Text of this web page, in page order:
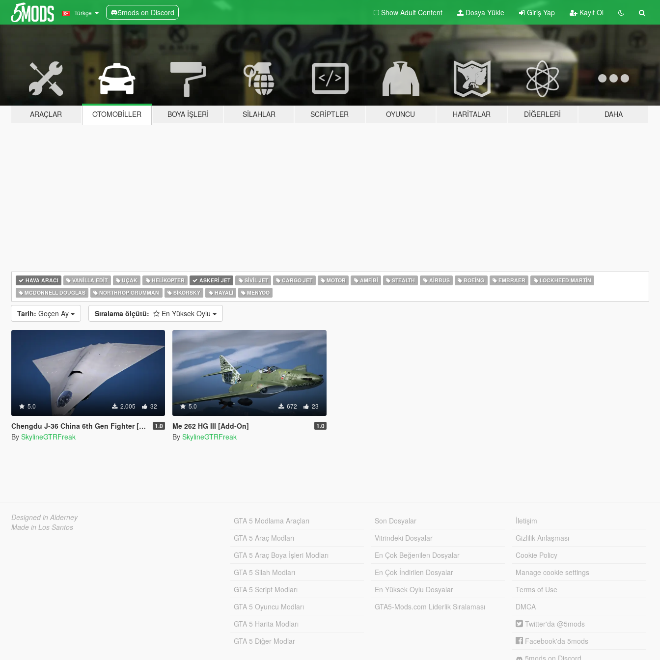
Türkçe 5mods on Discord Show Adult Content Dosya Yükle Giriş Yap Kayıt Ol
ARAÇLAR OTOMOBILLER BOYA İŞLERI SILAHLAR SCRIPTLER OYUNCU HARITALAR DIĞERLERI DAHA
HAVA ARACI VANILLA EDIT UÇAK HELIKOPTER ASKERI JET SIVIL JET CARGO JET MOTOR AMFIBI STEALTH AIRBUS BOEING EMBRAER
LOCKHEED MARTIN
MCDONNELL DOUGLAS
NORTHROP GRUMMAN SIKORSKY HAYALI MENYOO
Tarih: Geçen Ay Sıralama ölçütü: En Yüksek Oylu
5.0 2.005 32
Chengdu J-36 China 6th Gen Fighter [Add-On | VehFuncs V] 1.0
By SkylineGTRFreak
5.0 672 23
Me 262 HG III [Add-On] 1.0
By SkylineGTRFreak
Designed in Alderney
Made in Los Santos
GTA 5 Modlama Araçları
GTA 5 Araç Modları
GTA 5 Araç Boya İşleri Modları
GTA 5 Silah Modları
GTA 5 Script Modları
GTA 5 Oyuncu Modları
GTA 5 Harita Modları
GTA 5 Diğer Modlar
Son Dosyalar
Vitrindeki Dosyalar
En Çok Beğenilen Dosyalar
En Çok İndirilen Dosyalar
En Yüksek Oylu Dosyalar
GTA5-Mods.com Liderlik Sıralaması
İletişim
Gizlilik Anlaşması
Cookie Policy
Manage cookie settings
Terms of Use
DMCA
Twitter'da @5mods
Facebook'da 5mods
5mods on Discord